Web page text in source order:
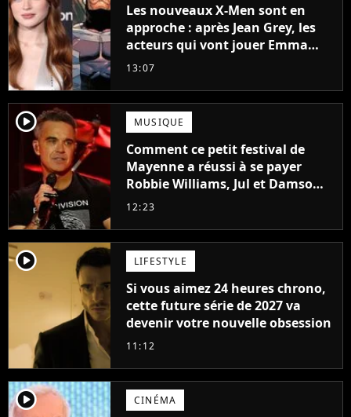
Les nouveaux X-Men sont en
approche : après Jean Grey, les
acteurs qui vont jouer Emma
Frost et Cyclope trouvés !
13:07
player2 MUSIQUE
Comment ce petit festival de
Mayenne a réussi à se payer
Robbie Williams, Jul et Damso
cette année ?
12:23
player2 LIFESTYLE
Si vous aimez 24 heures chrono,
cette future série de 2027 va
devenir votre nouvelle obsession
11:12
player2 CINÉMA